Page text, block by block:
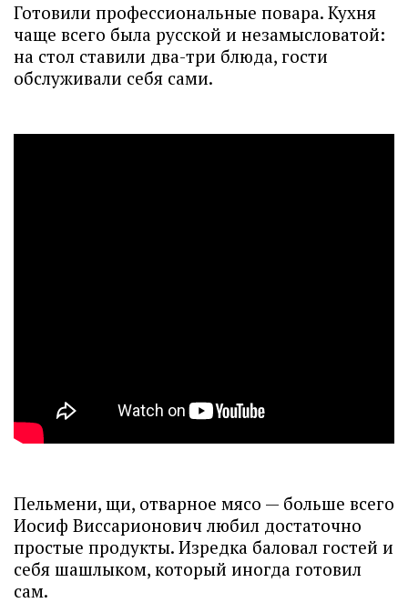
Готовили профессиональные повара. Кухня
чаще всего была русской и незамысловатой:
на стол ставили два-три блюда, гости
обслуживали себя сами.
Пельмени, щи, отварное мясо — больше всего
Иосиф Виссарионович любил достаточно
простые продукты. Изредка баловал гостей и
себя шашлыком, который иногда готовил
сам.